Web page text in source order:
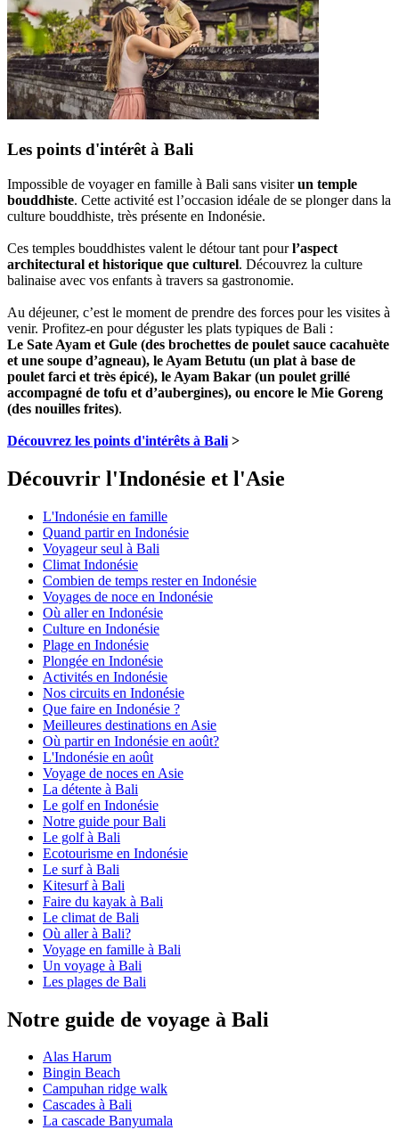
Les points d'intérêt à Bali
Impossible de voyager en famille à Bali sans visiterun temple
bouddhiste. Cette activité est l’occasion idéale de se plonger dans la
culture bouddhiste, très présente en Indonésie.
Ces temples bouddhistes valent le détour tant pourl’aspect
architectural et historique que culturel. Découvrez la culture
balinaise avec vos enfants à travers sa gastronomie.
Au déjeuner, c’est le moment de prendre des forces pour les visites à
venir. Profitez-en pour déguster les plats typiques de Bali :
Le Sate Ayam et Gule (des brochettes de poulet sauce cacahuète
et une soupe d’agneau), le Ayam Betutu (un plat à base de
poulet farci et très épicé), le Ayam Bakar (un poulet grillé
accompagné de tofu et d’aubergines), ou encore le Mie Goreng
(des nouilles frites).
Découvrez les points d'intérêts à Bali >
Découvrir l'Indonésie et l'Asie
L'Indonésie en famille
Quand partir en Indonésie
Voyageur seul à Bali
Climat Indonésie
Combien de temps rester en Indonésie
Voyages de noce en Indonésie
Où aller en Indonésie
Culture en Indonésie
Plage en Indonésie
Plongée en Indonésie
Activités en Indonésie
Nos circuits en Indonésie
Que faire en Indonésie ?
Meilleures destinations en Asie
Où partir en Indonésie en août?
L'Indonésie en août
Voyage de noces en Asie
La détente à Bali
Le golf en Indonésie
Notre guide pour Bali
Le golf à Bali
Ecotourisme en Indonésie
Le surf à Bali
Kitesurf à Bali
Faire du kayak à Bali
Le climat de Bali
Où aller à Bali?
Voyage en famille à Bali
Un voyage à Bali
Les plages de Bali
Notre guide de voyage à Bali
Alas Harum
Bingin Beach
Campuhan ridge walk
Cascades à Bali
La cascade Banyumala